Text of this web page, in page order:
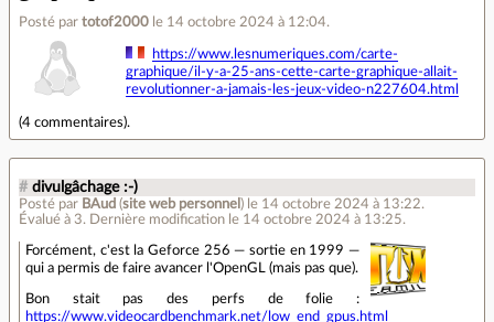
Posté par totof2000 le 14 octobre 2024 à 12:04.
https://www.lesnumeriques.com/carte-
graphique/il-y-a-25-ans-cette-carte-graphique-allait-
revolutionner-a-jamais-les-jeux-video-n227604.html
(4 commentaires).
# divulgâchage :-)
Posté par BAud (site web personnel ) le 14 octobre 2024 à 13:22.
Évalué à 3. Dernière modification le 14 octobre 2024 à 13:25.
Forcément, c'est la Geforce 256 — sortie en 1999 —
qui a permis de faire avancer l'OpenGL (mais pas que).
Bon stait pas des perfs de folie :
https://www.videocardbenchmark.net/low_end_gpus.html